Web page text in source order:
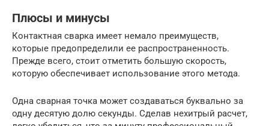
Плюсы и минусы
Контактная сварка имеет немало преимуществ,
которые предопределили ее распространенность.
Прежде всего, стоит отметить большую скорость,
которую обеспечивает использование этого метода.
Одна сварная точка может создаваться буквально за
одну десятую долю секунды. Сделав нехитрый расчет,